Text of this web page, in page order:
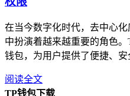
在当今数字化时代，去中心
中扮演着越来越重要的角色
钱包，为用户提供了便捷、
阅读全文
TP钱包下载